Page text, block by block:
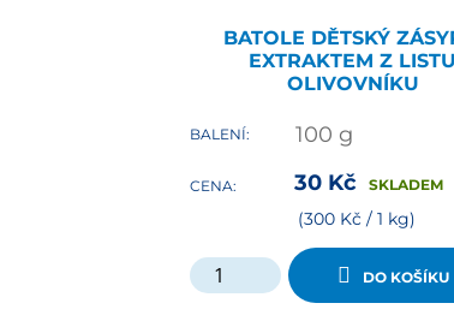
BATOLE DĚTSKÝ
EXTRAKTEM Z LISTU
OLIVOVNÍKU
BALENÍ: 100 g
CENA: 30Kč SKLADEM
(300 Kč / 1 kg)
DO KOŠÍKU